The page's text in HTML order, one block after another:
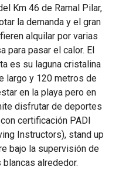
Km 46 de Ramal Pilar,
la demanda y el gran
alquilar por varias
para pasar el calor. El
es su laguna cristalina
largo y 120 metros de
en la playa pero en
disfrutar de deportes
certificación PADI
Instructors), stand up
bajo la supervisión de
alrededor.